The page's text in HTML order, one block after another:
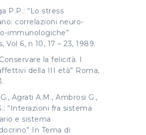
P.P.: “Lo stress
correlazioni neuro-
immunologiche”
Vol 6, n 10, 17 – 23, 1989.
la felicità. I
della III età” Roma,
Agrati A.M., Ambrosi G.,
“Interazioni fra sistema
e sistema
In Tema di